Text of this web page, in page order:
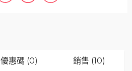
優惠碼 (0) 銷售 (10)